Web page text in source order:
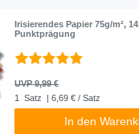
Irisierendes Papier 75g/m²,
Punktprägung
UVP 9,99 €
1 Satz | 6,69 € / Satz
In den